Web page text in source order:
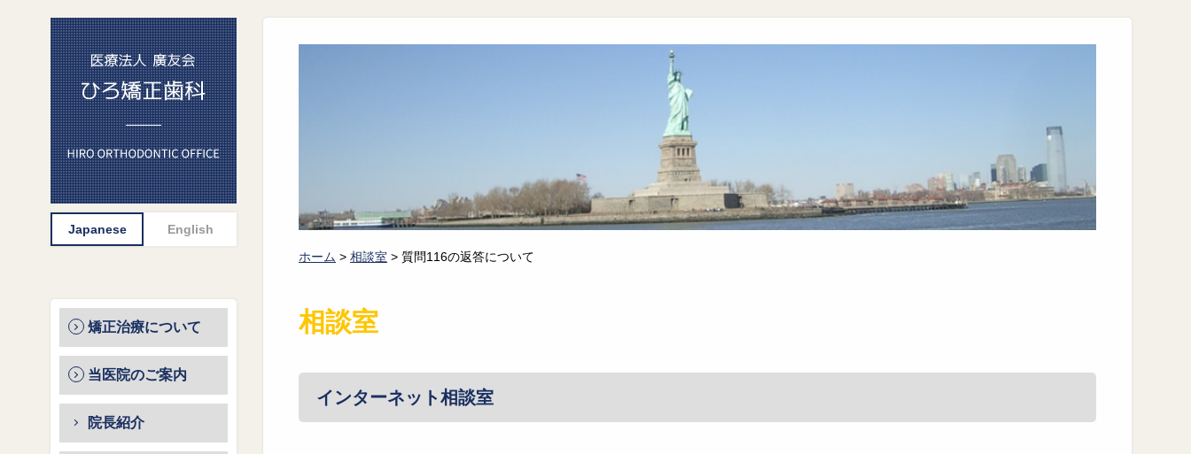
矯正治療について
当医院のご案内
院長紹介
ホーム > 相談室 > 質問116の返答について
相談室
インターネット相談室